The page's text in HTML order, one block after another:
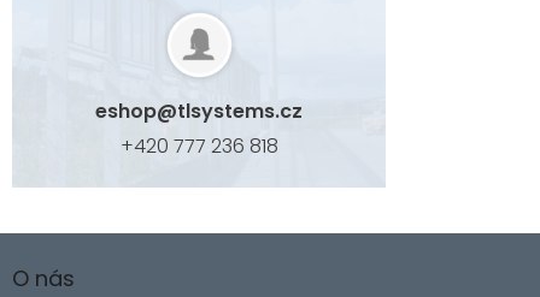
eshop@tlsystems.cz
+420 777 236 818
áO nás